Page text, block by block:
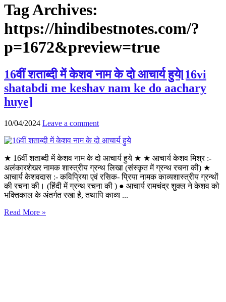
Tag Archives:
https://hindibestnotes.com/?
p=1672&preview=true
16वीं शताब्दी में केशव नाम के दो आचार्य हुये[16vi
shatabdi me keshav nam ke do aachary
huye]
10/04/2024 Leave a comment
★ 16वीं शताब्दी में केशव नाम के दो आचार्य हुये ★ ★ आचार्य केशव मिश्र :-
अलंकारशेखर नामक शास्त्रीय ग्रन्थ लिखा (संस्कृत में ग्रन्थ रचना की) ★
आचार्य केशवदास :- कविप्रिया एवं रसिक- प्रिया नामक काव्यशास्त्रीय ग्रन्थों
की रचना की। (हिंदी में ग्रन्थ रचना की ) ● आचार्य रामचंद्र शुक्ल ने केशव को
भक्तिकाल के अंतर्गत रखा है, तथापि काव्य ...
Read More »